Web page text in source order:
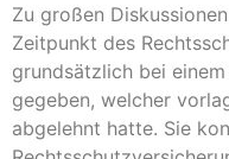
Zu großen
Zeitpunkt des
grundsätzlich bei
gegeben, welcher
abgelehnt hatte. Sie